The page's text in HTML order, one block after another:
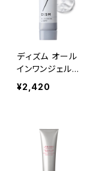
ディズム オール
インワンジェル
ライト （さっぱり
タイプ） 90g
¥2,420